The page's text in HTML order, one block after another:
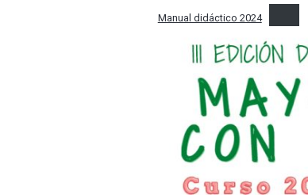
Manual didáctico 2024